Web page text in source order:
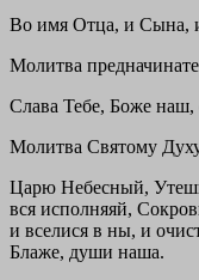
Во имя Отца, и Сына,
Молитва
Слава Тебе, Боже наш,
Молитва Святому
Царю Небесный,
вся исполняяй,
и вселися в ны, и
Блаже, души наша.